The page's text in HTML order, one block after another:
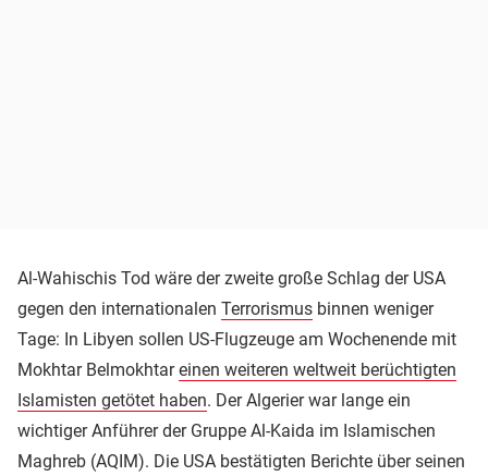
Al-Wahischis Tod wäre der zweite große Schlag der USA
gegen den internationalen Terrorismus binnen weniger
Tage: In Libyen sollen US-Flugzeuge am Wochenende mit
Mokhtar Belmokhtareinen weiteren weltweit berüchtigten
Islamisten getötet haben. Der Algerier war lange ein
wichtiger Anführer der Gruppe Al-Kaida im Islamischen
Maghreb (AQIM). Die USA bestätigten Berichte über seinen